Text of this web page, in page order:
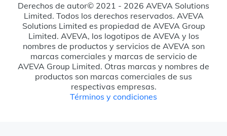
Derechos de autor© 2021 - 2026 AVEVA Solutions
Limited. Todos los derechos reservados. AVEVA
Solutions Limited es propiedad de AVEVA Group
Limited. AVEVA, los logotipos de AVEVA y los
nombres de productos y servicios de AVEVA son
marcas comerciales y marcas de servicio de
AVEVA Group Limited. Otras marcas y nombres de
productos son marcas comerciales de sus
respectivas empresas.
Términos y condiciones